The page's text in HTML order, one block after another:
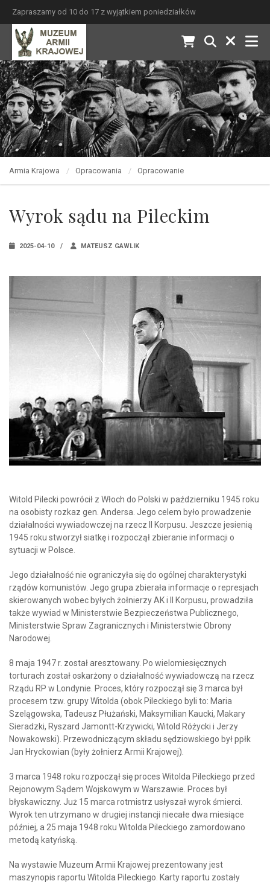
Zapraszamy od 10 do 17 z wyjątkiem poniedziałków
Armia Krajowa Opracowania Opracowanie
Wyrok sądu na Pileckim
2025-04-10 MATEUSZ GAWLIK
Witold Pilecki powrócił z Włoch do Polski w październiku 1945 roku
na osobisty rozkaz gen. Andersa. Jego celem było prowadzenie
działalności wywiadowczej na rzecz II Korpusu. Jeszcze jesienią
1945 roku stworzył siatkę i rozpoczął zbieranie informacji o
sytuacji w Polsce.
Jego działalność nie ograniczyła się do ogólnej charakterystyki
rządów komunistów. Jego grupa zbierała informacje o represjach
skierowanych wobec byłych żołnierzy AK i II Korpusu, prowadziła
także wywiad w Ministerstwie Bezpieczeństwa Publicznego,
Ministerstwie Spraw Zagranicznych i Ministerstwie Obrony
Narodowej.
8 maja 1947 r. został aresztowany. Po wielomiesięcznych
torturach został oskarżony o działalność wywiadowczą na rzecz
Rządu RP w Londynie. Proces, który rozpoczął się 3 marca był
procesem tzw. grupy Witolda (obok Pileckiego byli to: Maria
Szelągowska, Tadeusz Płużański, Maksymilian Kaucki, Makary
Sieradzki, Ryszard Jamontt-Krzywicki, Witold Różycki i Jerzy
Nowakowski). Przewodniczącym składu sędziowskiego był ppłk
Jan Hryckowian (były żołnierz Armii Krajowej).
3 marca 1948 roku rozpoczął się proces Witolda Pileckiego przed
Rejonowym Sądem Wojskowym w Warszawie. Proces był
błyskawiczny. Już 15 marca rotmistrz usłyszał wyrok śmierci.
Wyrok ten utrzymano w drugiej instancji niecałe dwa miesiące
później, a 25 maja 1948 roku Witolda Pileckiego zamordowano
metodą katyńską.
Na wystawie Muzeum Armii Krajowej prezentowany jest
maszynopis raportu Witolda Pileckiego. Karty raportu zostały